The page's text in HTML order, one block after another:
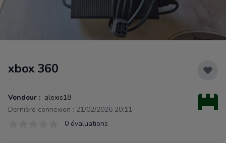
xbox 360
Vendeur : alexis18
Dernière connexion : 21/02/2026 20:11
0 évaluations